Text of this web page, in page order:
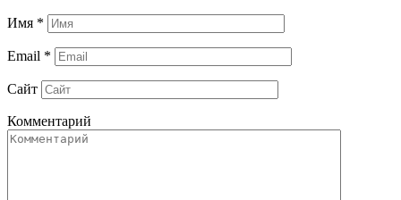
Имя *
Email *
Сайт
Комментарий